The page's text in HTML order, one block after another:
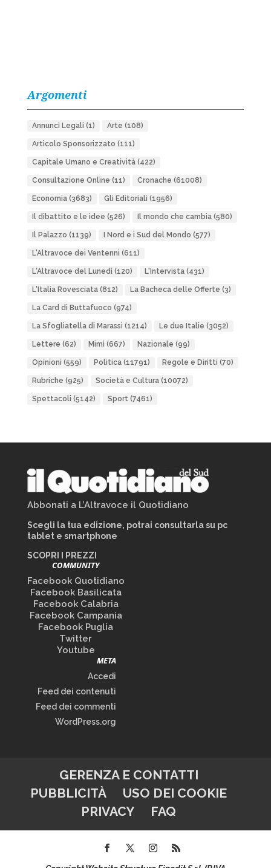
Argomenti
Annunci Legali (1) Arte (108)
Articolo Sponsorizzato (111)
Capitale Umano e Creatività(422)
Consultazione Online (11) Cronache (61008)
Economia(3683) Gli Editoriali (1956)
Il dibattito e le idee (526) Il mondo che cambia(580)
Il Palazzo (1139) I Nord e i Sud del Mondo (577)
L'Altravoce dei Ventenni (611)
L'Altravoce del Lunedì (120) L'Intervista(431)
L'Italia Rovesciata(812) La Bacheca delle Offerte (3)
La Card di Buttafuoco (974)
La Sfogliatella di Marassi (1214) Le due Italie (3052)
Lettere (62) Mimì (667) Nazionale (99)
Opinioni (559) Politica(11791) Regole e Diritti (70)
Rubriche (925) Società e Cultura(10072)
Spettacoli (5142) Sport(7461)
Abbonati a L’Altravoce il Quotidiano
Scegli la tua edizione, potrai consultarla su pc
tablet e smartphone
SCOPRI I PREZZI
COMMUNITY
Facebook Quotidiano
Facebook Basilicata
Facebook Calabria
Facebook Campania
Facebook Puglia
Twitter
Youtube
META
Accedi
Feed dei contenuti
Feed dei commenti
WordPress.org
GERENZA E CONTATTI
PUBBLICITÀ
USO DEI COOKIE
PRIVACY
FAQ